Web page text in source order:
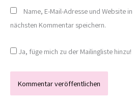
Name, E-Mail-Adresse und Website
nächsten Kommentar speichern.
Ja, füge mich zu der Mailingliste hinzu!